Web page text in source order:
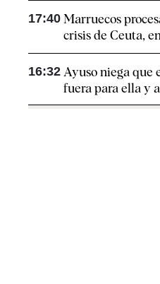
17:40 Marruecos
crisis de Ceuta,
16:32 Ayuso niega que
fuera para ella y